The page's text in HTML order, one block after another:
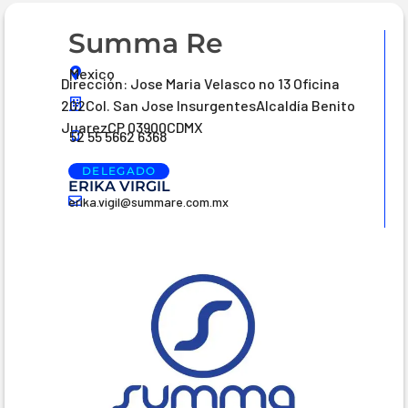
Summa Re
Mexico
Dirección: Jose Maria Velasco no 13 Oficina
202Col. San Jose InsurgentesAlcaldía Benito
JuarezCP 03900CDMX
52 55 5662 6368
DELEGADO
ERIKA VIRGIL
erika.vigil@summare.com.mx